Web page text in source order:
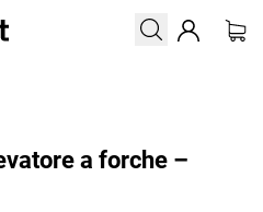
a forche –